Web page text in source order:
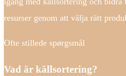
resurser genom att välja rätt
Ofte stillede spørgsmål
Vad är källsortering?